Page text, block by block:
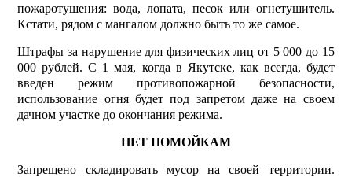
пожаротушения: вода, лопата, песок или огнетушитель.
Кстати, рядом с мангалом должно быть то же самое.
Штрафы за нарушение для физических лиц от 5 000 до 15
000 рублей. С 1 мая, когда в Якутске, как всегда, будет
введен режим противопожарной безопасности,
использование огня будет под запретом даже на своем
дачном участке до окончания режима.
НЕТ ПОМОЙКАМ
Запрещено складировать мусор на своей территории.